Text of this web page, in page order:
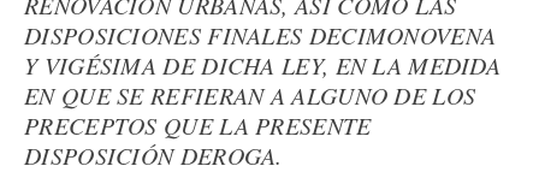
DISPOSICIONES FINALES DECIMONOVENA
Y VIGÉSIMA DE DICHA LEY, EN LA MEDIDA
EN QUE SE REFIERAN A ALGUNO DE LOS
PRECEPTOS QUE LA PRESENTE
DISPOSICIÓN DEROGA.